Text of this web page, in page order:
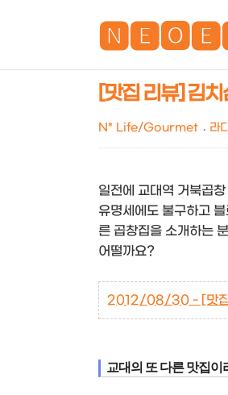
[맛집 리뷰] 김
N* Life/Gourmet 라
일전에 교대역 거북곱
유명세에도 불구하고
른 곱창집을 소개하는
어떨까요?
2012/08/30 - [맛집
교대의 또 다른 맛집이